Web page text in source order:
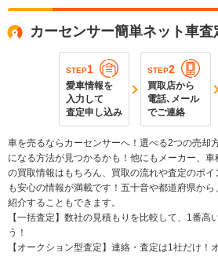
カーセンサー簡単ネット車査
STEP1
愛車情報を
入力して
査定申し込み
STEP2
買取店から
電話､メール
でご連絡
車を売るならカーセンサーへ！選べる2つの売却
になる方法が見つかるかも！他にもメーカー、
の買取情報はもちろん、買取の流れや査定のポ
も安心の情報が満載です！五十音や都道府県か
紹介することもできます。
【一括査定】数社の見積もりを比較して、1番高
う！
【オークション型査定】連絡・査定は1社だけ！